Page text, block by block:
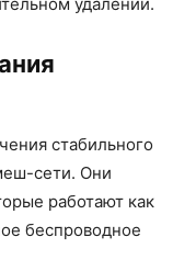
стабильного
сети. Они
работают как
беспроводное